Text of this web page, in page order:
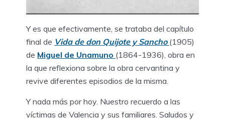
Y es que efectivamente, se trataba del capítulo
final de Vida de don Quijote y Sancho (1905)
de Miguel de Unamuno (1864-1936), obra en
la que reflexiona sobre la obra cervantina y
revive diferentes episodios de la misma.
Y nada más por hoy. Nuestro recuerdo a las
víctimas de Valencia y sus familiares. Saludos y